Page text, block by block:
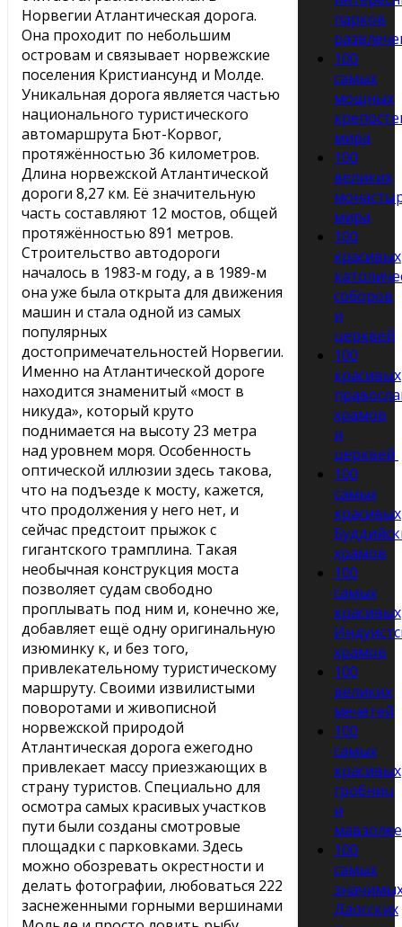
Норвегии Атлантическая дорога.
Она проходит по небольшим
островам и связывает норвежские
поселения Кристиансунд и Молде.
Уникальная дорога является частью
национального туристического
автомаршрута Бют-Корвог,
протяжённостью 36 километров.
Длина норвежской Атлантической
дороги 8,27 км. Её значительную
часть составляют 12 мостов, общей
протяжённостью 891 метров.
Строительство автодороги
началось в 1983-м году, а в 1989-м
она уже была открыта для движения
машин и стала одной из самых
популярных
достопримечательностей Норвегии.
Именно на Атлантической дороге
находится знаменитый «мост в
никуда», который круто
поднимается на высоту 23 метра
над уровнем моря. Особенность
оптической иллюзии здесь такова,
что на подъезде к мосту, кажется,
что продолжения у него нет, и
сейчас предстоит прыжок с
гигантского трамплина. Такая
необычная конструкция моста
позволяет судам свободно
проплывать под ним и, конечно же,
добавляет ещё одну оригинальную
изюминку к, и без того,
привлекательному туристическому
маршруту. Своими извилистыми
поворотами и живописной
норвежской природой
Атлантическая дорога ежегодно
привлекает массу приезжающих в
страну туристов. Специально для
осмотра самых красивых участков
пути были созданы смотровые
площадки с парковками. Здесь
можно обозревать окрестности и
делать фотографии, любоваться 222
заснеженными горными вершинами
парков
100
самых
мощных
мира
100
великих
мира
100
красивых
соборов
и
церквей
100
красивых
храмов
и
церквей
100
самых
красивых
храмов
100
самых
красивых
храмов
100
великих
мечетей
100
самых
красивых
гробниц
и
100
самых
Даосских